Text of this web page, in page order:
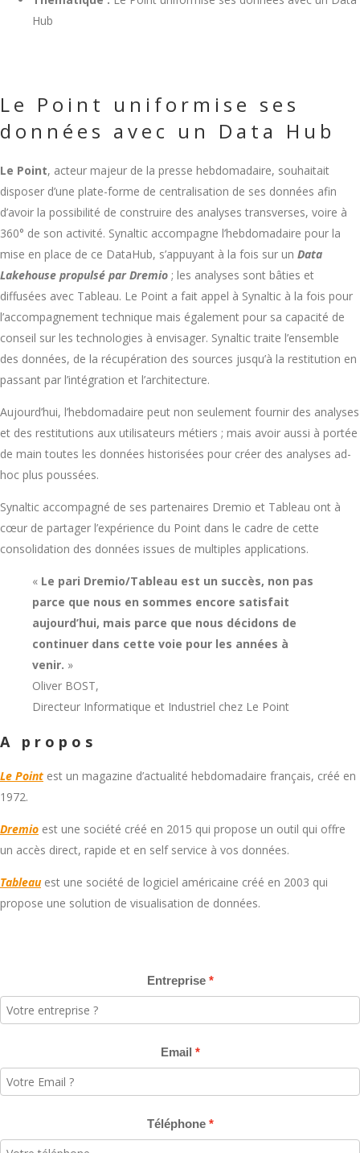
Hub
Le Point uniformise ses
données avec un Data Hub
Le Point, acteur majeur de la presse hebdomadaire, souhaitait
disposer d’une plate-forme de centralisation de ses données afin
d’avoir la possibilité de construire des analyses transverses, voire à
360° de son activité. Synaltic accompagne l’hebdomadaire pour la
mise en place de ce DataHub, s’appuyant à la fois sur un Data
Lakehouse propulsé par Dremio ; les analyses sont bâties et
diffusées avec Tableau. Le Point a fait appel à Synaltic à la fois pour
l’accompagnement technique mais également pour sa capacité de
conseil sur les technologies à envisager. Synaltic traite l’ensemble
des données, de la récupération des sources jusqu’à la restitution en
passant par l’intégration et l’architecture.
Aujourd’hui, l’hebdomadaire peut non seulement fournir des analyses
et des restitutions aux utilisateurs métiers ; mais avoir aussi à portée
de main toutes les données historisées pour créer des analyses ad-
hoc plus poussées.
Synaltic accompagné de ses partenaires Dremio et Tableau ont à
cœur de partager l’expérience du Point dans le cadre de cette
consolidation des données issues de multiples applications.
« Le pari Dremio/Tableau est un succès, non pas
parce que nous en sommes encore satisfait
aujourd’hui, mais parce que nous décidons de
continuer dans cette voie pour les années à
venir. »
Oliver BOST,
Directeur Informatique et Industriel chez Le Point
A propos
Le Point est un magazine d’actualité hebdomadaire français, créé en
1972.
Dremio est une société créé en 2015 qui propose un outil qui offre
un accès direct, rapide et en self service à vos données.
Tableauest une société de logiciel américaine créé en 2003 qui
propose une solution de visualisation de données.
Entreprise
Email
Téléphone